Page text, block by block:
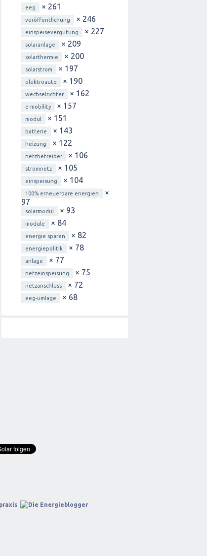
eeg × 261
veröffentlichung × 246
einspeisevergütung × 227
solaranlage × 209
solarthermie × 200
solarstrom × 197
elektroauto × 190
wechselrichter × 162
e-mobility × 157
modul × 151
batterie × 143
heizung × 122
netzbetreiber × 106
stromnetz × 105
einspeisung × 104
100% erneuerbare energien
×
97
solarmodul × 93
module × 84
energie sparen × 82
energiepolitik × 78
anlage × 77
netzeinspeisung × 75
netzanschluss × 72
eeg-umlage × 68